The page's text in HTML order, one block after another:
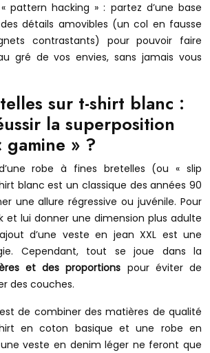
pattern hacking » : partez d’une base
détails amovibles (un col en fausse
contrastants) pour pouvoir faire
gré de vos envies, sans jamais vous
sur t-shirt blanc :
la superposition
gamine » ?
robe à fines bretelles (ou « slip
blanc est un classique des années 90
une allure régressive ou juvénile. Pour
et lui donner une dimension plus adulte
d’une veste en jean XXL est une
Cependant, tout se joue dans la
et des proportions pour éviter de
des couches.
est de combiner des matières de qualité
en coton basique et une robe en
veste en denim léger ne feront que